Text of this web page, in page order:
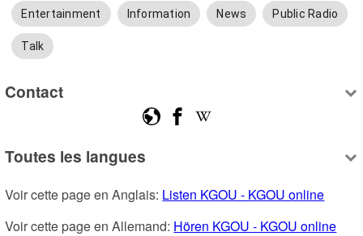
Entertainment Information News Public Radio
Talk
Contact
Toutes les langues
Voir cette page en Anglais: Listen KGOU - KGOU online
Voir cette page en Allemand: Hören KGOU - KGOU online